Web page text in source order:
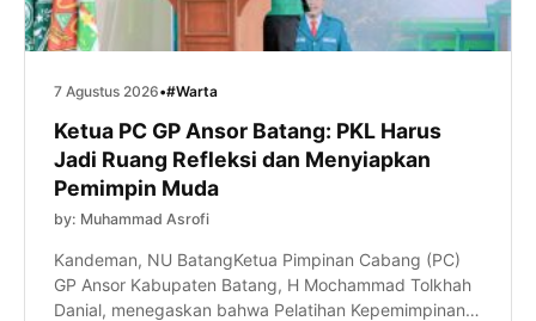
7 Agustus 2026•#Warta
Ketua PC GP Ansor Batang: PKL Harus
Jadi Ruang Refleksi dan Menyiapkan
Pemimpin Muda
by: Muhammad Asrofi
Kandeman, NU BatangKetua Pimpinan Cabang (PC)
GP Ansor Kabupaten Batang, H Mochammad Tolkhah
Danial, menegaskan bahwa Pelatihan Kepemimpinan